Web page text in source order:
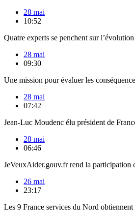
28 mai
10:52
Quatre experts se penchent sur
28 mai
09:30
Une mission pour évaluer les
28 mai
07:42
Jean-Luc Moudenc élu président de
28 mai
06:46
JeVeuxAider.gouv.fr rend la participation
26 mai
23:17
Les 9 France services du Nord obtiennent